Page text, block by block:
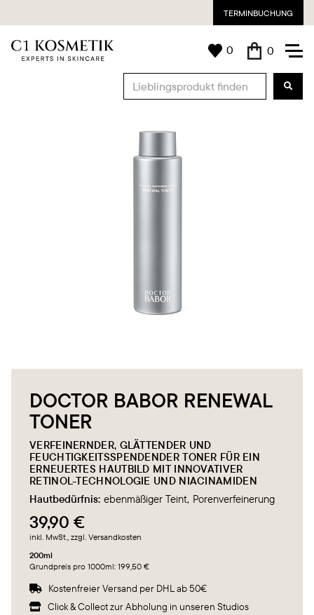
TERMINBUCHUNG
0 0
DOCTOR BABOR RENEWAL
TONER
VERFEINERNDER, GLÄTTENDER UND
FEUCHTIGKEITSSPENDENDER TONER FÜR EIN
ERNEUERTES HAUTBILD MIT INNOVATIVER
RETINOL-TECHNOLOGIE UND NIACINAMIDEN
Hautbedürfnis: ebenmäßiger Teint Porenverfeinerung
39,90 €
inkl. MwSt., zzgl. Versandkosten
200ml
Grundpreis pro 1000ml: 199,50 €
 Kostenfreier Versand per DHL ab 50€
 Click & Collect zur Abholung in unseren Studios